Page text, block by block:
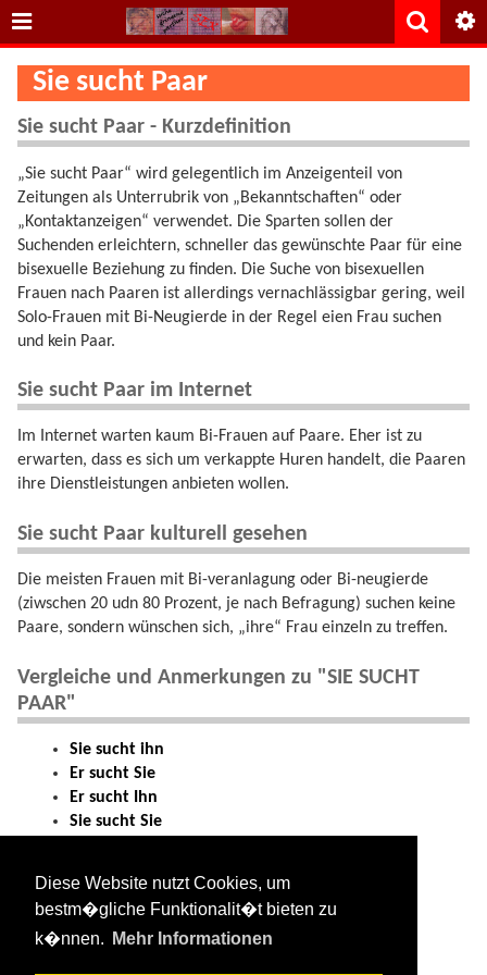
Diese Website nutzt Cookies, um
bestm�gliche Funktionalit�t bieten zu
k�nnen.
Mehr Informationen
Sie sucht Paar
Sie sucht Paar - Kurzdefinition
„Sie sucht Paar“ wird gelegentlich im Anzeigenteil von
Zeitungen als Unterrubrik von „Bekanntschaften“ oder
„Kontaktanzeigen“ verwendet. Die Sparten sollen der
Suchenden erleichtern, schneller das gewünschte Paar für eine
bisexuelle Beziehung zu finden. Die Suche von bisexuellen
Frauen nach Paaren ist allerdings vernachlässigbar gering, weil
Solo-Frauen mit Bi-Neugierde in der Regel eien Frau suchen
und kein Paar.
Sie sucht Paar im Internet
Im Internet warten kaum Bi-Frauen auf Paare. Eher ist zu
erwarten, dass es sich um verkappte Huren handelt, die Paaren
ihre Dienstleistungen anbieten wollen.
Sie sucht Paar kulturell gesehen
Die meisten Frauen mit Bi-veranlagung oder Bi-neugierde
(ziwschen 20 udn 80 Prozent, je nach Befragung) suchen keine
Paare, sondern wünschen sich, „ihre“ Frau einzeln zu treffen.
Vergleiche und Anmerkungen zu "SIE SUCHT
PAAR"
Sie sucht ihn
Er sucht Sie
Er sucht Ihn
Sie sucht Sie
Sie sucht Paar
Paar sucht Paar